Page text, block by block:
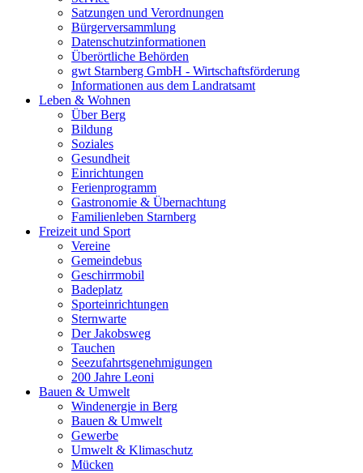
Satzungen und Verordnungen
Bürgerversammlung
Datenschutzinformationen
Überörtliche Behörden
gwt Starnberg GmbH - Wirtschaftsförderung
Informationen aus dem Landratsamt
Leben & Wohnen
Über Berg
Bildung
Soziales
Gesundheit
Einrichtungen
Ferienprogramm
Gastronomie & Übernachtung
Familienleben Starnberg
Freizeit und Sport
Vereine
Gemeindebus
Geschirrmobil
Badeplatz
Sporteinrichtungen
Sternwarte
Der Jakobsweg
Tauchen
Seezufahrtsgenehmigungen
200 Jahre Leoni
Bauen & Umwelt
Windenergie in Berg
Bauen & Umwelt
Gewerbe
Umwelt & Klimaschutz
Mücken